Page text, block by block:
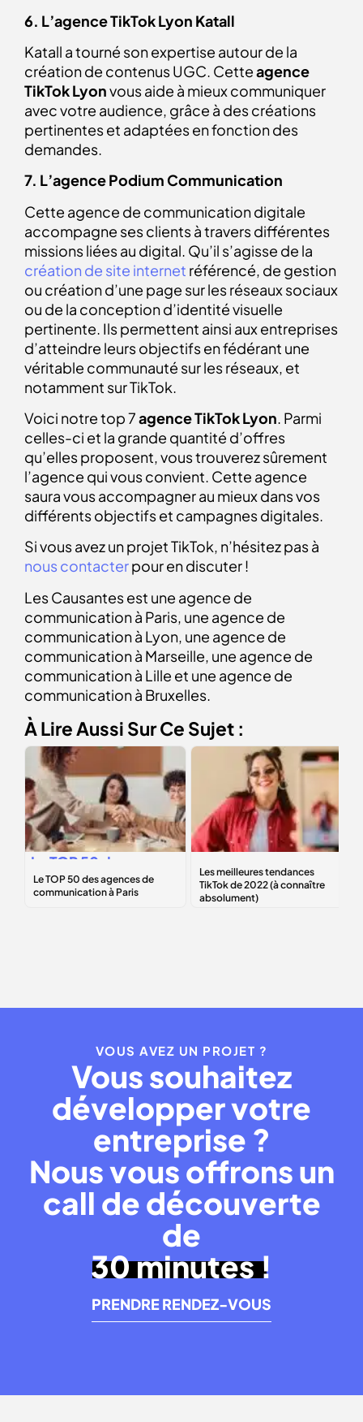
6. L’agence TikTok Lyon Katall
Katall a tourné son expertise autour de la
création de contenus UGC. Cetteagence
TikTok Lyonvous aide à mieux communiquer
avec votre audience, grâce à des créations
pertinentes et adaptées en fonction des
demandes.
7. L’agence Podium Communication
Cette agence de communication digitale
accompagne ses clients à travers différentes
missions liées au digital. Qu’il s’agisse de la
création de site internet référencé, de gestion
ou création d’une page sur les réseaux sociaux
ou de la conception d’identité visuelle
pertinente. Ils permettent ainsi aux entreprises
d’atteindre leurs objectifs en fédérant une
véritable communauté sur les réseaux, et
notamment sur TikTok.
Voici notre top 7agence TikTokLyon. Parmi
celles-ci et la grande quantité d’offres
qu’elles proposent, vous trouverez sûrement
l’agence qui vous convient. Cette agence
saura vous accompagner au mieux dans vos
différents objectifs et campagnes digitales.
Si vous avez un projet TikTok, n’hésitez pas à
nous contacterpour en discuter !
Les Causantes est une agence de
communication à Paris, une agence de
communication à Lyon, une agence de
communication à Marseille, une agence de
communication à Lille et une agence de
communication à Bruxelles.
À Lire Aussi Sur Ce Sujet :
Le TOP 50 des
agences de
communication à
tendances TikTok
de 2022 (à
VOUS AVEZ UN PROJET ?
Vous souhaitez
développer votre
entreprise ?
Nous vous offrons un
call de découverte
de
30 minutes !
PRENDRE RENDEZ-VOUS